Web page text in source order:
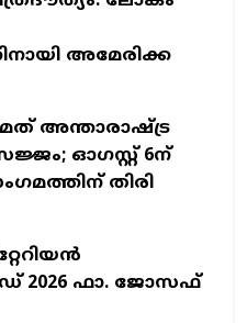
അമേരിക്ക
അന്താരാഷ്ട്ര
ഓഗസ്റ്റ് 6ന്
തിരി
ഫാ. ജോസഫ്